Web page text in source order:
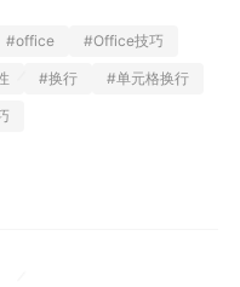
#office #Office技巧
#换行 #单元格换行